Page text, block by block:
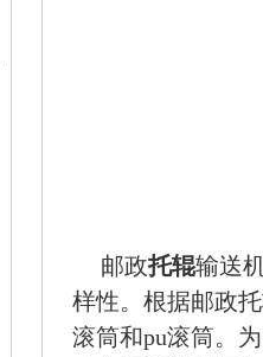
邮政托辊输送
样性。根据邮政
滚筒和pu滚筒。